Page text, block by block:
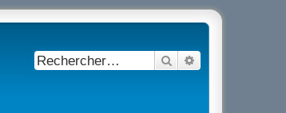
Rechercher